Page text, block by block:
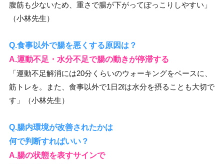
腹筋も少ないため、重さで腸が下がってぽっこりしやすい」
（小林先生）
Q.食事以外で腸を悪くする原因は？
A.運動不足・水分不足で腸の動きが停滞する
「運動不足解消には20分くらいのウォーキングをベースに、
筋トレを。また、食事以外で1日2ℓは水分を摂ることも大切で
す」（小林先生）
Q.腸内環境が改善されたかは
何で判断すればいい？
A.腸の状態を表すサインで